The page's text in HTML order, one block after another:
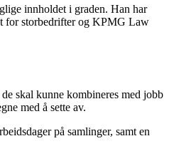
innholdet i graden. Han har
for storbedrifter og KPMG Law
skal kunne kombineres med jobb
med å sette av.
på samlinger, samt en